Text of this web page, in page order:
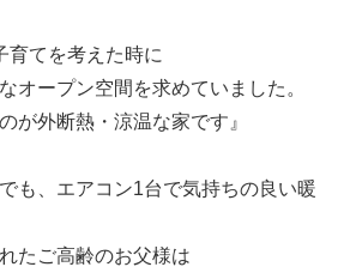
育てを考えた時に
オープン空間を求めていました。
が外断熱・涼温な家です』
も、エアコン1台で気持ちの良い暖
たご高齢のお父様は